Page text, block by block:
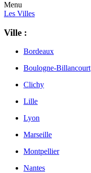
Menu
Les Villes
Ville :
Bordeaux
Boulogne-Billancourt
Clichy
Lille
Lyon
Marseille
Montpellier
Nantes